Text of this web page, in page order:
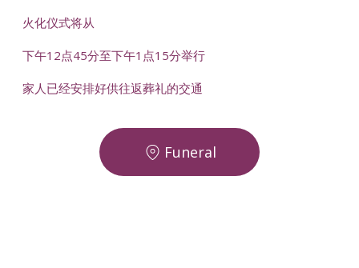
火化仪式将从
下午12点45分至下午1点15分举行
家人已经安排好供往返葬礼的交通
Funeral